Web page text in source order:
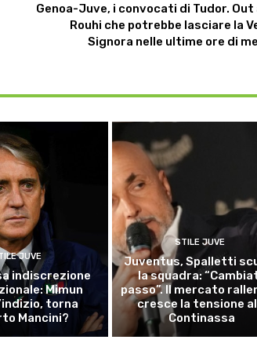
Genoa-Juve, i convocati di Tudor. Out
Rouhi che potrebbe lasciare la
Signora nelle ultime ore di
JUVE
indiscrezione
Mimun
torna
Mancini?
STILE JUVE
Juventus, Spalletti
la squadra:
passo”. Il mercato
cresce la tensione
Continassa